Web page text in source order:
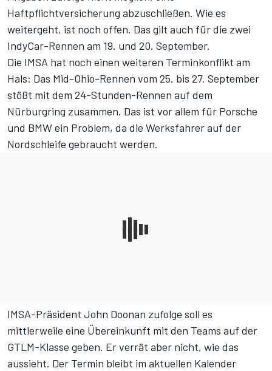
Haftpflichtversicherung abzuschließen. Wie es
weitergeht, ist noch offen. Das gilt auch für die zwei
IndyCar-Rennen am 19. und 20. September.
Die IMSA hat noch einen weiteren Terminkonflikt am
Hals: Das Mid-Ohio-Rennen vom 25. bis 27. September
stößt mit dem 24-Stunden-Rennen auf dem
Nürburgring zusammen. Das ist vor allem für Porsche
und BMW ein Problem, da die Werksfahrer auf der
Nordschleife gebraucht werden.
IMSA-Präsident John Doonan zufolge soll es
mittlerweile eine Übereinkunft mit den Teams auf der
GTLM-Klasse geben. Er verrät aber nicht, wie das
aussieht. Der Termin bleibt im aktuellen Kalender